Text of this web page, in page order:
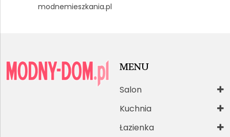
modnemieszkania.pl
MENU
Salon
Kuchnia
Łazienka